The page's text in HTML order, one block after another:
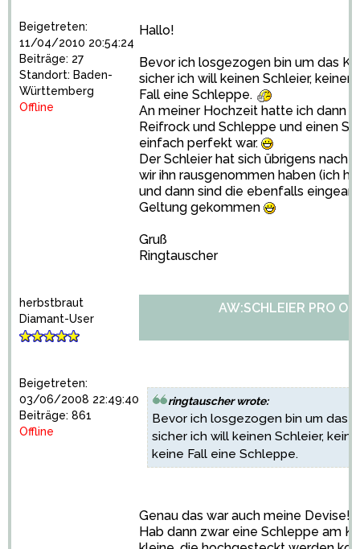
Beigetreten:
11/04/2010 20:54:24
Beiträge: 27
Standort: Baden-
Württemberg
Offline
Hallo!
Bevor ich losgezogen bin um das
sicher ich will keinen Schleier,
Fall eine Schleppe.
An meiner Hochzeit hatte ich dann
Reifrock und Schleppe und einen
einfach perfekt war.
Der Schleier hat sich übrigens nach
wir ihn rausgenommen haben (ich
und dann sind die ebenfalls
Geltung gekommen
Gruß
Ringtauscher
herbstbraut
Diamant-User
Beigetreten:
03/06/2008 22:49:40
Beiträge: 861
Offline
AW:SCHLEIER PRO
ringtauscher wrote:
Bevor ich losgezogen bin um das
sicher ich will keinen Schleier,
keine Fall eine Schleppe.
Genau das war auch meine Devise!
Hab dann zwar eine Schleppe am